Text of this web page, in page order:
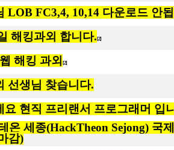
LOB FC3,4, 10,14 다운로드 안
해킹과외 합니다. [2]
해킹 과외 [2]
선생님 찾습니다.
요 현직 프리랜서 프로그래머 입
온 세종(HackTheon Sejong) 국
감)